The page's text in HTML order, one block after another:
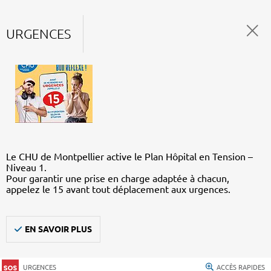
URGENCES
Le CHU de Montpellier active le Plan Hôpital en Tension –
Niveau 1.
Pour garantir une prise en charge adaptée à chacun,
appelez le 15 avant tout déplacement aux urgences.
EN SAVOIR PLUS
URGENCES ACCÈS RAPIDES